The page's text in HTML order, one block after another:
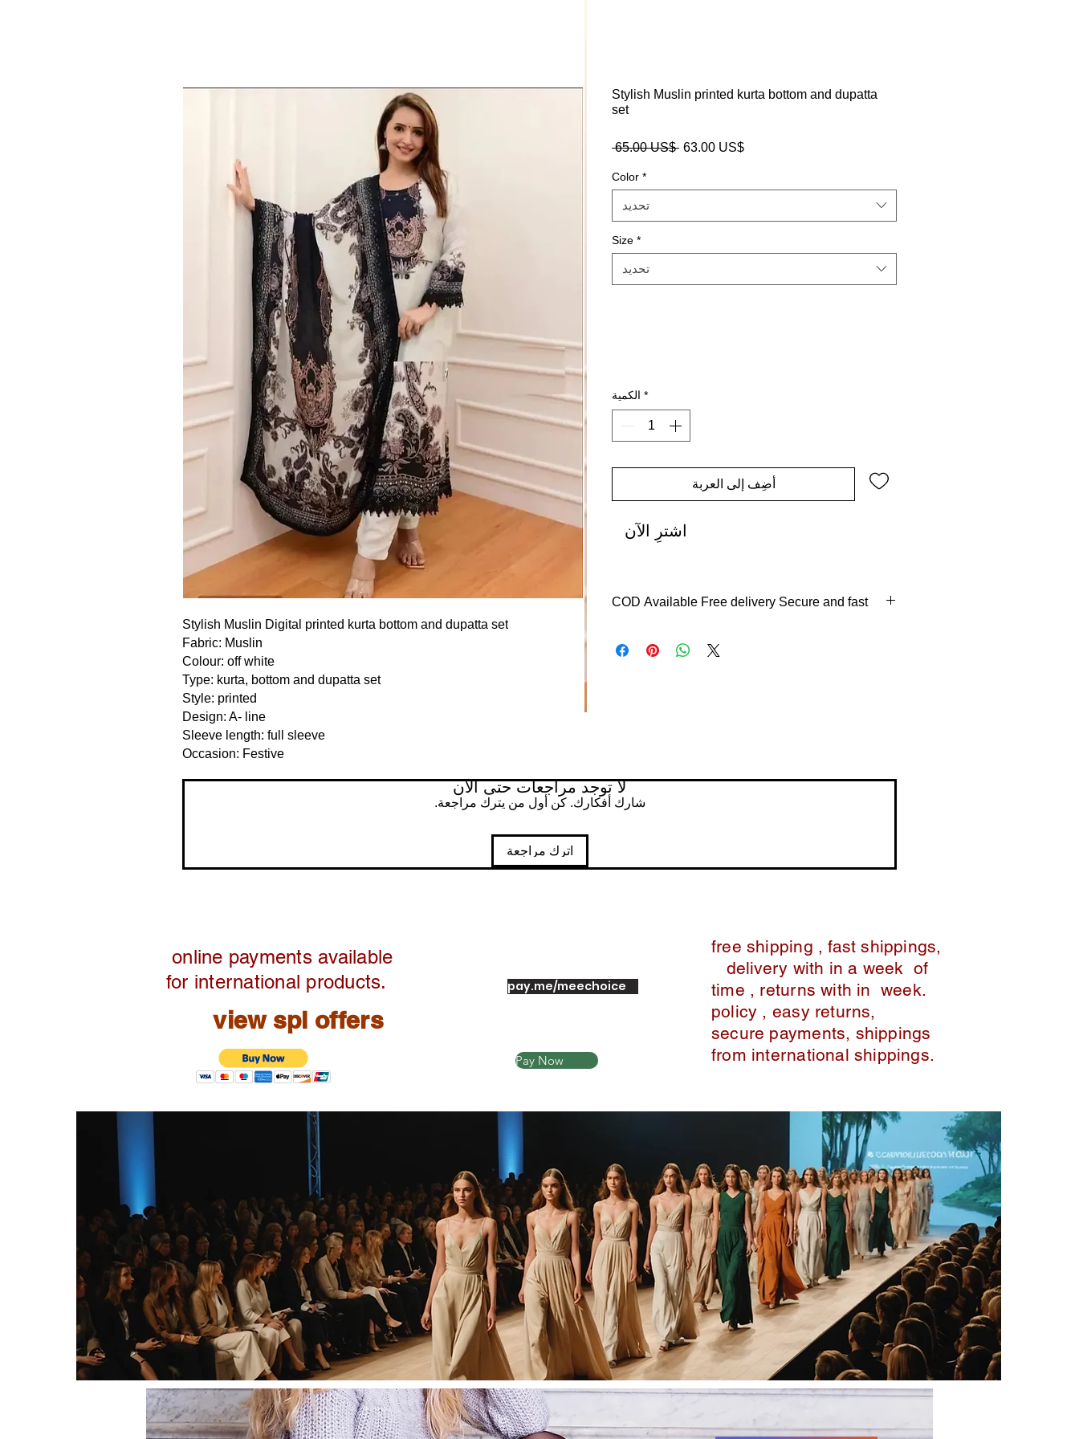
Stylish Muslin Digital printed kurta bottom and dupatta set
Fabric: Muslin
Colour: off white
Type: kurta, bottom and dupatta set
Style: printed
Design: A- line
Sleeve length: full sleeve
Occasion: Festive
Stylish Muslin printed kurta bottom and dupatta
set
‏65.00 US$ سعر
‏63.00 US$سعر
Color *
تحديد
Size *
تحديد
الكمية *
أضِف إلى العربة
اشترِ الآن
COD Available Free delivery Secure and fast
Return with in 7 days of delivery
لا توجد مراجعات حتى الآن
شارك أفكارك. كن أول من يترك مراجعة.
اترك مراجعة
online payments available
for international products.
view spl offers
pay.me/meechoice
Pay Now
free shipping , fast shippings,
delivery with in a week of
time , returns with in week.
policy , easy returns,
secure payments, shippings
from international shippings.